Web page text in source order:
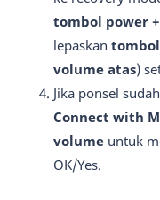
tombol power
lepaskan
volume atas)
Jika ponsel
Connect with
volume untuk
OK/Yes.